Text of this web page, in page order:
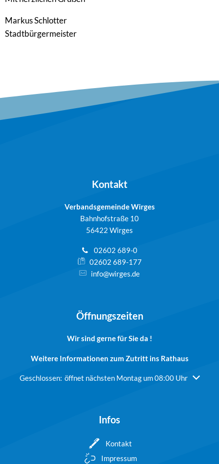
Markus Schlotter
Stadtbürgermeister
Kontakt
Verbandsgemeinde Wirges
Bahnhofstraße 10
56422 Wirges
02602 689-0
02602 689-177
info@wirges.de
Öffnungszeiten
Wir sind gerne für Sie da !
Weitere Informationen zum Zutritt ins Rathaus
Klicken, um weitere Öffnungs- oder Schließzeiten
Geschlossen: öffnet nächsten Montag um 08:00 Uhr
Infos
Kontakt
Impressum